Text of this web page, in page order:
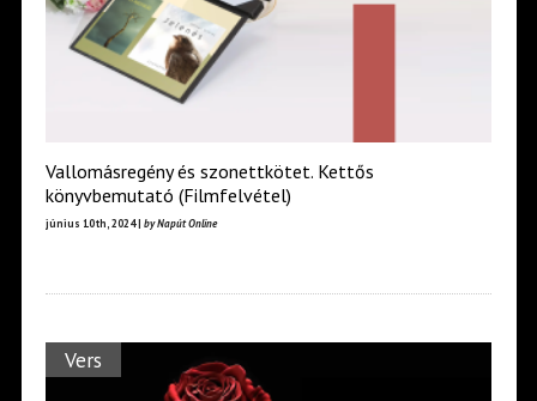
Vallomásregény és szonettkötet. Kettős
könyvbemutató (Filmfelvétel)
június 10th, 2024 | by Napút Online
Vers